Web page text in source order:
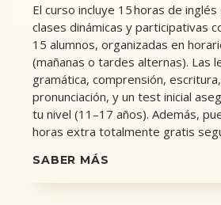
El curso incluye 15 horas de
clases dinámicas y participativas
15 alumnos, organizadas en
(mañanas o tardes alternas). Las
gramática, comprensión,
pronunciación, y un test inicial
tu nivel (11–17 años). Además,
horas extra totalmente gratis
SABER MÁS